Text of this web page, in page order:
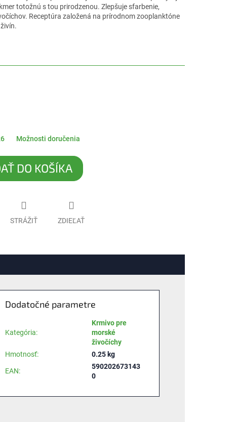
totožnú s tou prirodzenou. Zlepšuje sfarbenie,
Receptúra založená na prírodnom zooplanktóne
Možnosti doručenia
DO KOŠÍKA
STRÁŽIŤ ZDIEĽAŤ
Dodatočné parametre
Kategória:
Krmivo pre
morské
živočíchy
Hmotnosť: 0.25 kg
EAN:
590202673143
0